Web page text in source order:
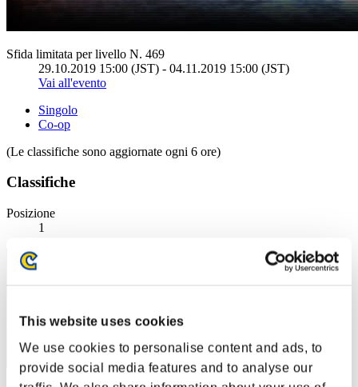
This website uses cookies
We use cookies to personalise content and ads, to
provide social media features and to analyse our
Sfida limitata per livello N. 469
29.10.2019 15:00 (JST) - 04.11.2019 15:00 (JST)
Vai all'evento
Singolo
Co-op
(Le classifiche sono aggiornate ogni 6 ore)
Classifiche
Posizione
1